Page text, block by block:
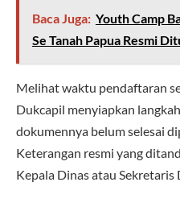
Baca Juga: Youth Camp
Se Tanah Papua Resmi
Melihat waktu pendaftaran
Dukcapil menyiapkan
dokumennya belum selesai
Keterangan resmi yang
Kepala Dinas atau Sekretaris